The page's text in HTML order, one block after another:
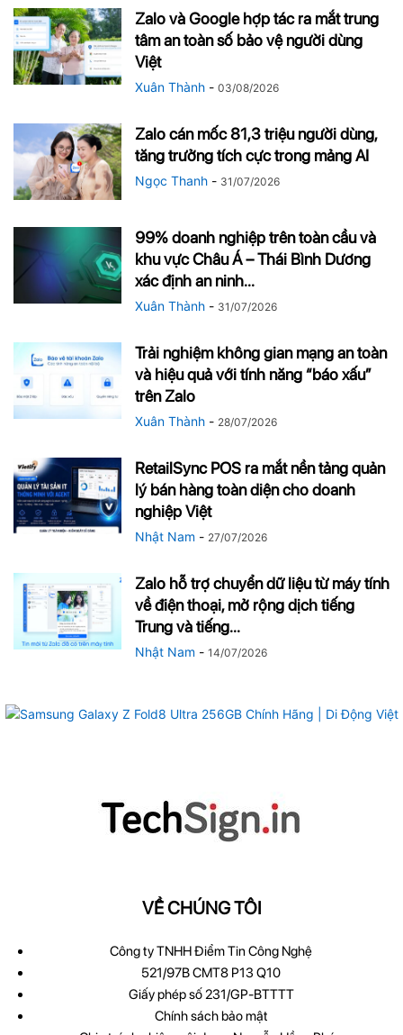
Zalo và Google hợp tác ra mắt trung
tâm an toàn số bảo vệ người dùng
Việt
Xuân Thành - 03/08/2026
Zalo cán mốc 81,3 triệu người dùng,
tăng trưởng tích cực trong mảng AI
Ngọc Thanh - 31/07/2026
99% doanh nghiệp trên toàn cầu và
khu vực Châu Á – Thái Bình Dương
xác định an ninh...
Xuân Thành - 31/07/2026
Trải nghiệm không gian mạng an toàn
và hiệu quả với tính năng “báo xấu”
trên Zalo
Xuân Thành - 28/07/2026
RetailSync POS ra mắt nền tảng quản
lý bán hàng toàn diện cho doanh
nghiệp Việt
Nhật Nam - 27/07/2026
Zalo hỗ trợ chuyển dữ liệu từ máy tính
về điện thoại, mở rộng dịch tiếng
Trung và tiếng...
Nhật Nam - 14/07/2026
VỀ CHÚNG TÔI
Công ty TNHH Điểm Tin Công Nghệ
521/97B CMT8 P13 Q10
Giấy phép số 231/GP-BTTTT
Chính sách bảo mật